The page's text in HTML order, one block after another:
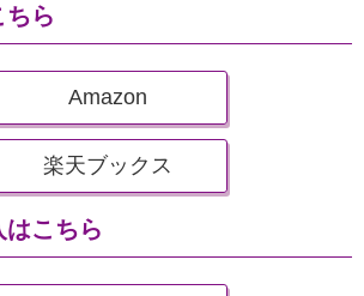
ちら
Amazon
楽天ブックス
はこちら